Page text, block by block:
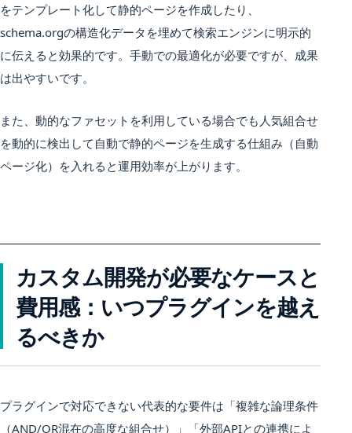
をテンプレート化して静的ページを作成したり、
schema.orgの構造化データを埋めて検索エンジンに明示的
に伝えると効果的です。手動での最適化が必要ですが、成果
は出やすいです。
また、動的なファセットを利用している場合でも人気組合せ
を動的に検出して自動で静的ページを生成する仕組み（自動
ページ化）を入れると運用効率が上がります。
カスタム開発が必要なケースと
費用感：いつプラグインを越え
るべきか
プラグインで対応できない代表的な要件は「複雑な論理条件
（AND/OR混在の高度な組合せ）」「外部APIとの連携によ